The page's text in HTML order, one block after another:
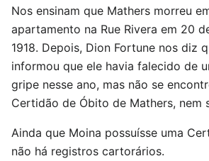
Nos ensinam que Mathers morreu
apartamento na Rue Rivera em 20
1918. Depois, Dion Fortune nos diz
informou que ele havia falecido de
gripe nesse ano, mas não se
Certidão de Óbito de Mathers, nem
Ainda que Moina possuísse uma
não há registros cartorários.